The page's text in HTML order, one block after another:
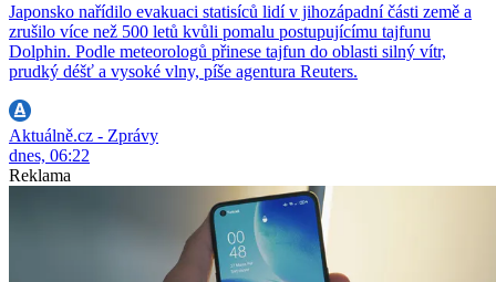
Japonsko nařídilo evakuaci statisíců lidí v jihozápadní části země a
zrušilo více než 500 letů kvůli pomalu postupujícímu tajfunu
Dolphin. Podle meteorologů přinese tajfun do oblasti silný vítr,
prudký déšť a vysoké vlny, píše agentura Reuters.
Aktuálně.cz - Zprávy
dnes, 06:22
Reklama